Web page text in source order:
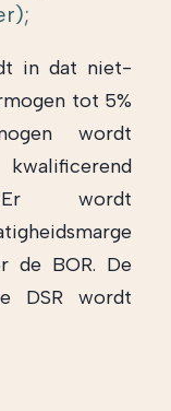
in dat niet-
tot 5%
wordt
Er wordt
de BOR. De
DSR wordt